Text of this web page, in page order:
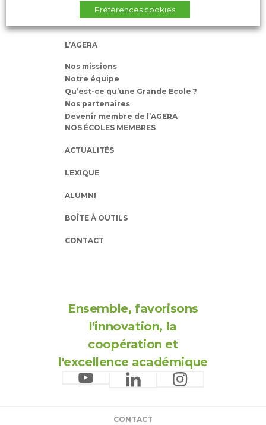
L’AGERA
Nos missions
Notre équipe
Qu’est-ce qu’une Grande Ecole ?
Nos partenaires
Devenir membre de l’AGERA
NOS ÉCOLES MEMBRES
ACTUALITÉS
LEXIQUE
ALUMNI
BOÎTE À OUTILS
CONTACT
Ensemble, favorisons
l'innovation, la
coopération et
l'excellence académique
CONTACT
Préférences cookies